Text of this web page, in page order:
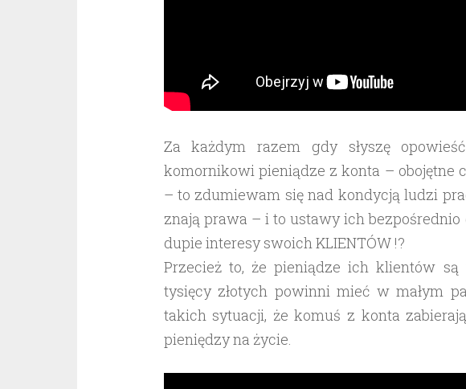
Za każdym razem gdy słyszę
komornikowi pieniądze z konta – obojętne
– to zdumiewam się nad kondycją ludzi
znają prawa – i to ustawy ich
dupie interesy swoich KLIENTÓW !?
Przecież to, że pieniądze ich klientów są
tysięcy złotych powinni mieć w małym
takich sytuacji, że komuś z konta
pieniędzy na życie.